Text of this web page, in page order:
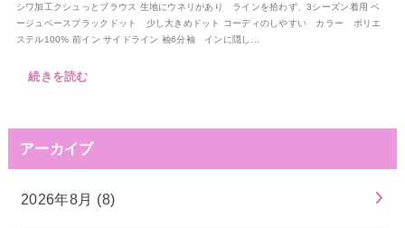
シワ加工クシュっとブラウス 生地にウネリがあり ラインを拾わず、3シーズン着用 ベ
ージュベースブラックドット 少し大きめドット コーディのしやすい カラー ポリエ
ステル100% 前イン サイドライン 袖6分袖 インに隠し...
続きを読む
アーカイブ
2026年8月 (8)